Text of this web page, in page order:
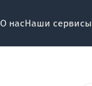
О насНаши сервисы